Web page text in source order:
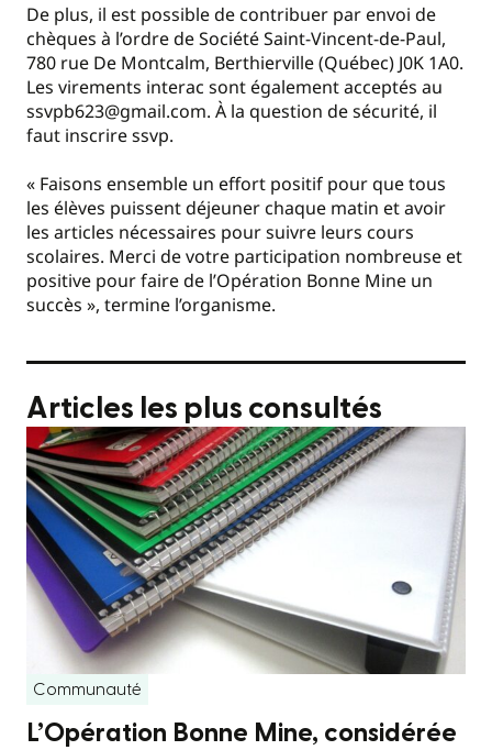
De plus, il est possible de contribuer par envoi de
chèques à l’ordre de Société Saint-Vincent-de-Paul,
780 rue De Montcalm, Berthierville (Québec) J0K 1A0.
Les virements interac sont également acceptés au
ssvpb623@gmail.com. À la question de sécurité, il
faut inscrire ssvp.
« Faisons ensemble un effort positif pour que tous
les élèves puissent déjeuner chaque matin et avoir
les articles nécessaires pour suivre leurs cours
scolaires. Merci de votre participation nombreuse et
positive pour faire de l’Opération Bonne Mine un
succès », termine l’organisme.
Articles les plus consultés
Communauté
L’Opération Bonne Mine, considérée